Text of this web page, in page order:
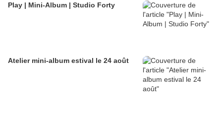
Play | Mini-Album | Studio Forty
Atelier mini-album estival le 24 août